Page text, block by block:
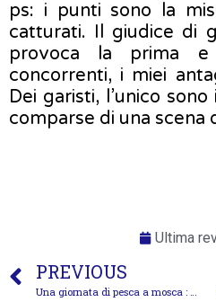
ps: i punti sono la
catturati. Il giudice di
provoca la prima e
concorrenti, i miei
Dei garisti, l’unico
comparse di una scena
Ultima
PREVIOUS